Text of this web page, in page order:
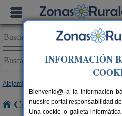
Alojamientos
Casas Rurales cerca
INFORMACIÓN
Bienvenid@ a la información
nuestro portal responsabilidad de
Una cookie o galleta